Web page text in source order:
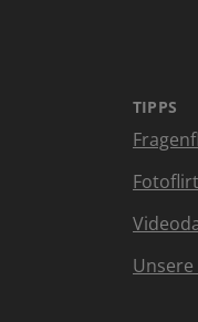
TIPPS
Fotoflirt